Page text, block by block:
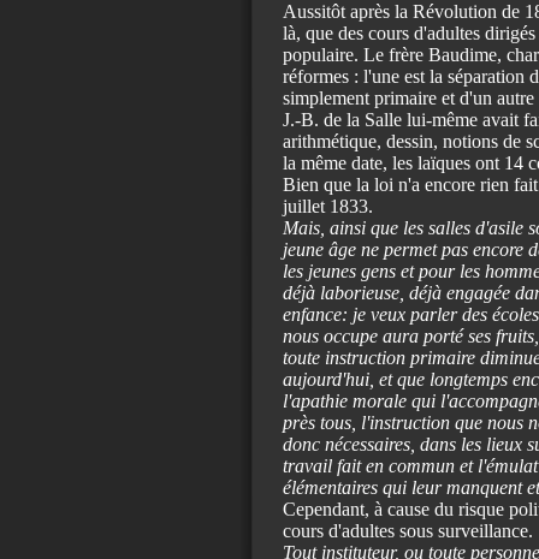
Aussitôt après la Révolution de
là, que des cours d'adultes
populaire. Le frère Baudime,
réformes : l'une est la séparation
simplement primaire et d'un
J.-B. de la Salle lui-même avait
arithmétique, dessin, notions de
la même date, les laïques ont 14
Bien que la loi n'a encore rien
juillet 1833.
Mais, ainsi que les salles d'asile
jeune âge ne permet pas encore
les jeunes gens et pour les
déjà laborieuse, déjà engagée
enfance: je veux parler des
nous occupe aura porté ses
toute instruction primaire
aujourd'hui, et que longtemps
l'apathie morale qui
près tous, l'instruction que nous
donc nécessaires, dans les
travail fait en commun et
élémentaires qui leur manquent
Cependant, à cause du risque
cours d'adultes sous surveillance.
Tout instituteur, ou toute